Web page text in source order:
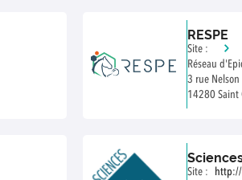
RESPE
Site :
Réseau
3 rue Nelson
14280 Saint
Site :
http://